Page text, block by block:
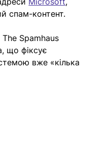
спам-контент.
The Spamhaus
що фіксує
вже «кілька